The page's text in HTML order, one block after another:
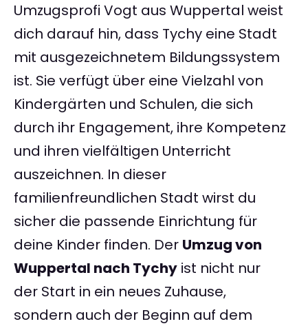
Umzugsprofi Vogt aus Wuppertal weist
dich darauf hin, dass Tychy eine Stadt
mit ausgezeichnetem Bildungssystem
ist. Sie verfügt über eine Vielzahl von
Kindergärten und Schulen, die sich
durch ihr Engagement, ihre Kompetenz
und ihren vielfältigen Unterricht
auszeichnen. In dieser
familienfreundlichen Stadt wirst du
sicher die passende Einrichtung für
deine Kinder finden. Der Umzug von
Wuppertal nach Tychy ist nicht nur
der Start in ein neues Zuhause,
sondern auch der Beginn auf dem